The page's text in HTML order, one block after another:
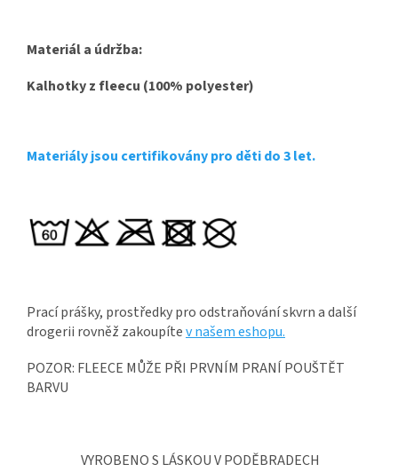
Materiál a údržba:
Kalhotky z fleecu (100% polyester)
Materiály jsou certifikovány pro děti do 3 let.
Prací prášky, prostředky pro odstraňování skvrn a další
drogerii rovněž zakoupítev našem eshopu.
POZOR: FLEECE MŮŽE PŘI PRVNÍM PRANÍ POUŠTĚT
BARVU
VYROBENO S LÁSKOU V PODĚBRADECH